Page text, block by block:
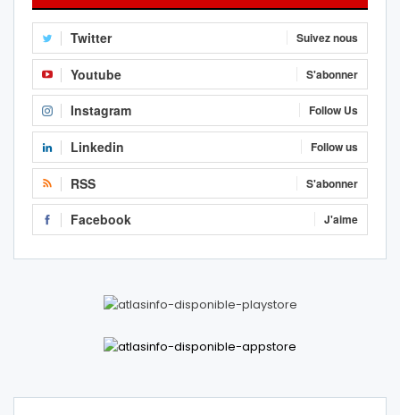
Twitter Suivez nous
Youtube S'abonner
Instagram Follow Us
Linkedin Follow us
RSS S'abonner
Facebook J'aime